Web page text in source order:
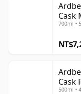
Cask
700ml •
Cask
500ml •